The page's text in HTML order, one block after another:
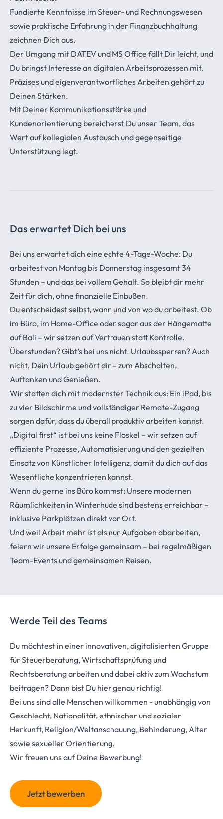
Fundierte Kenntnisse im Steuer- und Rechnungswesen
sowie praktische Erfahrung in der Finanzbuchhaltung
zeichnen Dich aus.
Der Umgang mit DATEV und MS Office fällt Dir leicht, und
Du bringst Interesse an digitalen Arbeitsprozessen mit.
Präzises und eigenverantwortliches Arbeiten gehört zu
Deinen Stärken.
Mit Deiner Kommunikationsstärke und
Kundenorientierung bereicherst Du unser Team, das
Wert auf kollegialen Austausch und gegenseitige
Unterstützung legt.
Das erwartet Dich bei uns
Bei uns erwartet dich eine echte 4-Tage-Woche: Du
arbeitest von Montag bis Donnerstag insgesamt 34
Stunden – und das bei vollem Gehalt. So bleibt dir mehr
Zeit für dich, ohne finanzielle Einbußen.
Du entscheidest selbst, wann und von wo du arbeitest. Ob
im Büro, im Home-Office oder sogar aus der Hängematte
auf Bali – wir setzen auf Vertrauen statt Kontrolle.
Überstunden? Gibt’s bei uns nicht. Urlaubssperren? Auch
nicht. Dein Urlaub gehört dir – zum Abschalten,
Auftanken und Genießen.
Wir statten dich mit modernster Technik aus: Ein iPad, bis
zu vier Bildschirme und vollständiger Remote-Zugang
sorgen dafür, dass du überall produktiv arbeiten kannst.
„Digital first“ ist bei uns keine Floskel – wir setzen auf
effiziente Prozesse, Automatisierung und den gezielten
Einsatz von Künstlicher Intelligenz, damit du dich auf das
Wesentliche konzentrieren kannst.
Wenn du gerne ins Büro kommst: Unsere modernen
Räumlichkeiten in Winterhude sind bestens erreichbar –
inklusive Parkplätzen direkt vor Ort.
Und weil Arbeit mehr ist als nur Aufgaben abarbeiten,
feiern wir unsere Erfolge gemeinsam – bei regelmäßigen
Team-Events und gemeinsamen Reisen.
Werde Teil des Teams
Du möchtest in einer innovativen, digitalisierten Gruppe
für Steuerberatung, Wirtschaftsprüfung und
Rechtsberatung arbeiten und dabei aktiv zum Wachstum
beitragen? Dann bist Du hier genau richtig!
Bei uns sind alle Menschen willkommen - unabhängig von
Geschlecht, Nationalität, ethnischer und sozialer
Herkunft, Religion/Weltanschauung, Behinderung, Alter
sowie sexueller Orientierung.
Wir freuen uns auf Deine Bewerbung!
Jetzt bewerben